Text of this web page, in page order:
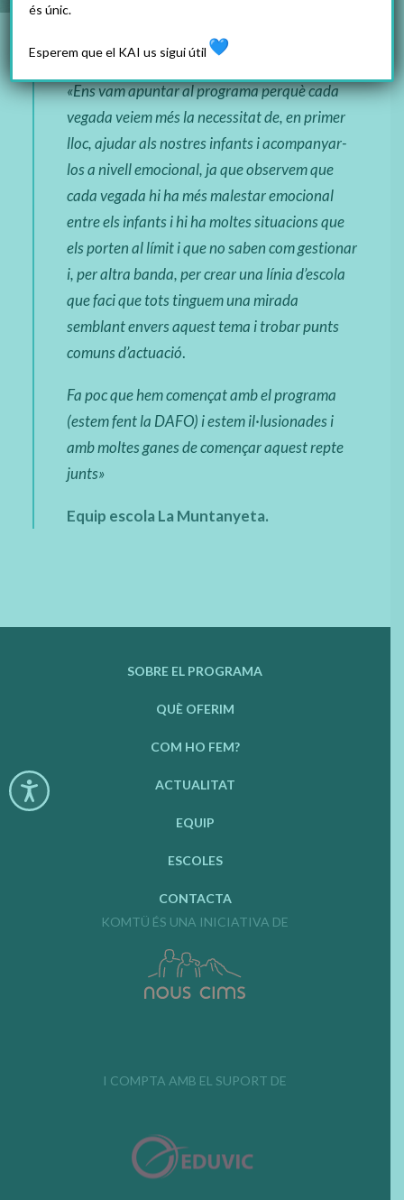
«Ens vam apuntar al programa perquè cada
vegada veiem més la necessitat de, en primer
lloc, ajudar als nostres infants i acompanyar-
los a nivell emocional, ja que observem que
cada vegada hi ha més malestar emocional
entre els infants i hi ha moltes situacions que
els porten al límit i que no saben com gestionar
i, per altra banda, per crear una línia d’escola
que faci que tots tinguem una mirada
semblant envers aquest tema i trobar punts
comuns d’actuació.
Fa poc que hem començat amb el programa
(estem fent la DAFO) i estem il·lusionades i
amb moltes ganes de començar aquest repte
junts»
Equip escola La Muntanyeta.
SOBRE EL PROGRAMA
QUÈ OFERIM
COM HO FEM?
ACTUALITAT
EQUIP
ESCOLES
CONTACTA
KOMTÜ ÉS UNA INICIATIVA DE
I COMPTA AMB EL SUPORT DE
és únic.
Esperem que el KAI us sigui útil